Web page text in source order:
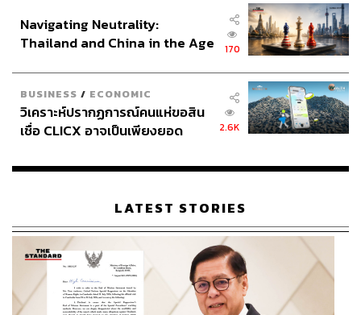
Navigating Neutrality:
Thailand and China in the Age
170
BUSINESS / ECONOMIC
วิเคราะห์ปรากฏการณ์คนแห่ขอสิน
เชื่อ CLICX อาจเป็นเพียงยอด
เรือนไทยที่ถูกซุกไว้
2.6K
LATEST STORIES